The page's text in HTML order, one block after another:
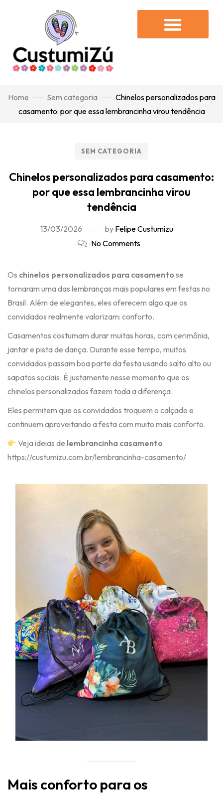
Home Sem categoria
Chinelos personalizados para
casamento: por que essa lembrancinha virou tendência
SEM CATEGORIA
Chinelos personalizados para casamento:
por que essa lembrancinha virou
tendência
13/03/2026 by Felipe Custumizu
No Comments
Os chinelos personalizados para casamento se
tornaram uma das lembranças mais populares em festas no
Brasil. Além de elegantes, eles oferecem algo que os
convidados realmente valorizam: conforto.
Casamentos costumam durar muitas horas, com cerimônia,
jantar e pista de dança. Durante esse tempo, muitos
convidados passam boa parte da festa usando salto alto ou
sapatos sociais. É justamente nesse momento que os
chinelos personalizados fazem toda a diferença.
Eles permitem que os convidados troquem o calçado e
continuem aproveitando a festa com muito mais conforto.
Veja ideias de lembrancinha casamento
https://custumizu.com.br/lembrancinha-casamento/
Mais conforto para os